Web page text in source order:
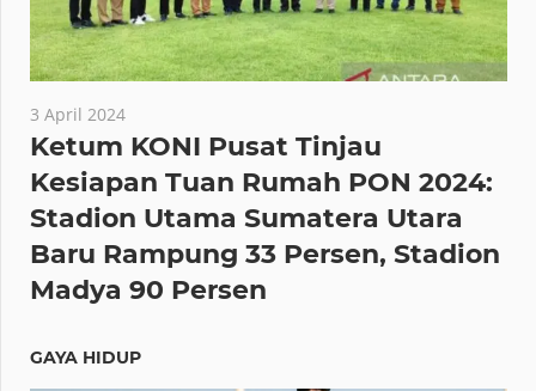
3 April 2024
Ketum KONI Pusat Tinjau
Kesiapan Tuan Rumah PON 2024:
Stadion Utama Sumatera Utara
Baru Rampung 33 Persen, Stadion
Madya 90 Persen
GAYA HIDUP